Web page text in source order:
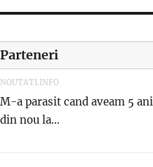
Parteneri
NOUTATI.INFO
M-a parasit cand aveam 5
din nou la...